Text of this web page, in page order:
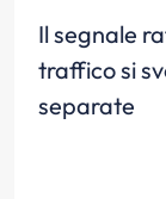
Il segnale
traffico si
separate